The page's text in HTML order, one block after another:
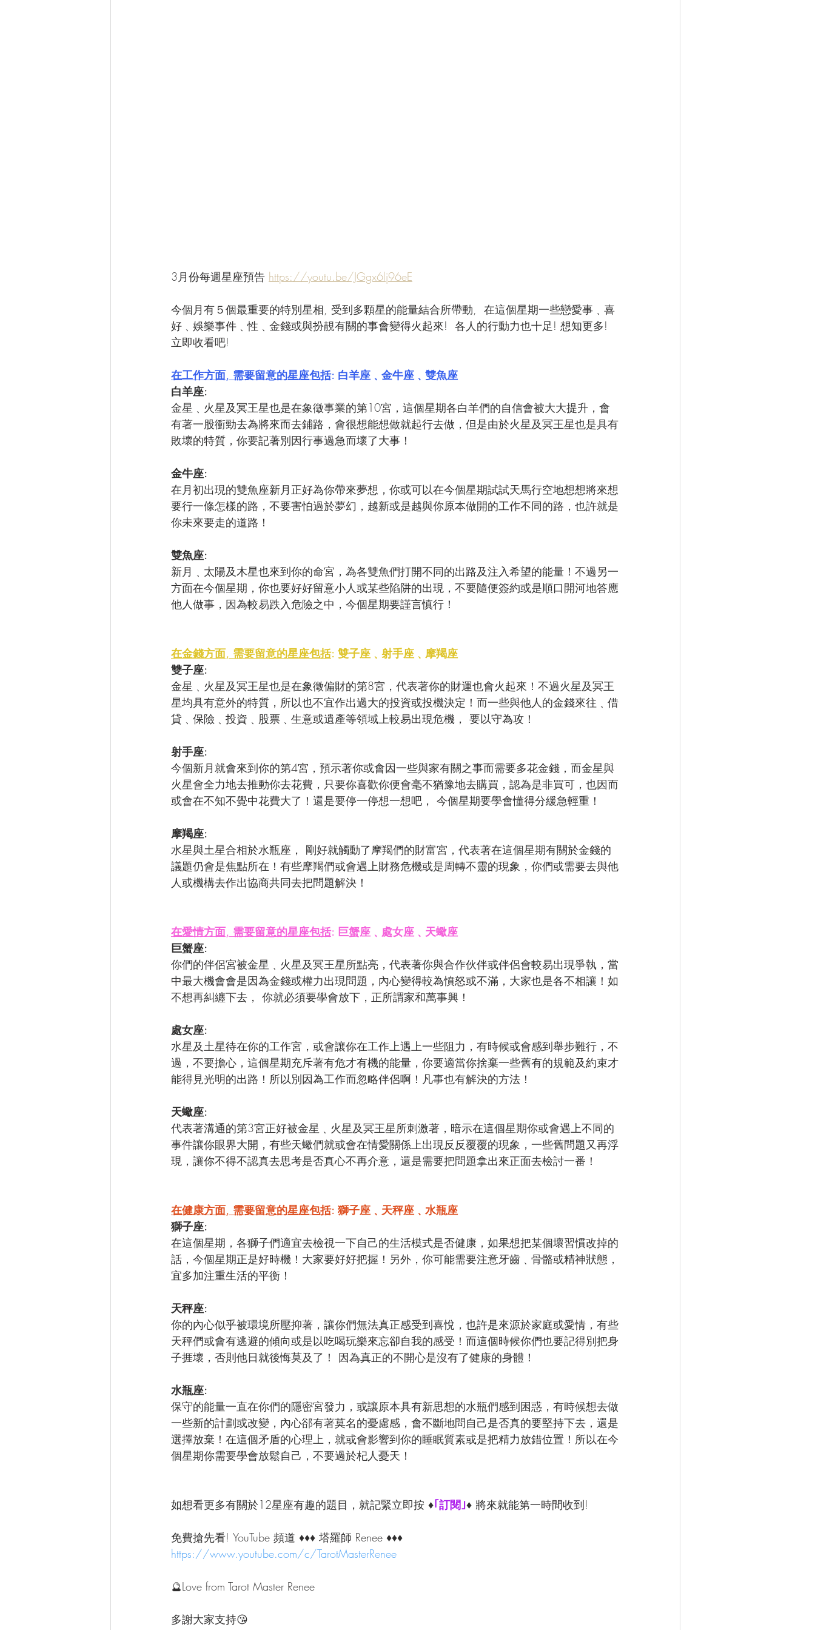
3月份每週星座預告 https://youtu.be/JGgx6lj96eE
今個月有５個最重要的特別星相, 受到多顆星的能量結合所帶動,  在這個星期一些戀愛事﹑喜
好﹑娛樂事件﹑性﹑金錢或與扮靚有關的事會變得火起來!  各人的行動力也十足! 想知更多!
立即收看吧!
在工作方面, 需要留意的星座包括: 白羊座﹑金牛座﹑雙魚座
白羊座:
金星﹑火星及冥王星也是在象徵事業的第10宮，這個星期各白羊們的自信會被大大提升，會
有著一股衝勁去為將來而去鋪路，會很想能想做就起行去做，但是由於火星及冥王星也是具有
敗壞的特質，你要記著別因行事過急而壞了大事！
金牛座:
在月初出現的雙魚座新月正好為你帶來夢想，你或可以在今個星期試試天馬行空地想想將來想
要行一條怎樣的路，不要害怕過於夢幻，越新或是越與你原本做開的工作不同的路，也許就是
你未來要走的道路！
雙魚座:
新月﹑太陽及木星也來到你的命宮，為各雙魚們打開不同的出路及注入希望的能量！不過另一
方面在今個星期，你也要好好留意小人或某些陷阱的出現，不要隨便簽約或是順口開河地答應
他人做事，因為較易跌入危險之中，今個星期要謹言慎行！
在金錢方面, 需要留意的星座包括: 雙子座﹑射手座﹑摩羯座
雙子座:
金星﹑火星及冥王星也是在象徵偏財的第8宮，代表著你的財運也會火起來！不過火星及冥王
星均具有意外的特質，所以也不宜作出過大的投資或投機決定！而一些與他人的金錢來往﹑借
貸﹑保險﹑投資﹑股票﹑生意或遺產等領域上較易出現危機， 要以守為攻！
射手座:
今個新月就會來到你的第4宮，預示著你或會因一些與家有關之事而需要多花金錢，而金星與
火星會全力地去推動你去花費，只要你喜歡你便會毫不猶豫地去購買，認為是非買可，也因而
或會在不知不覺中花費大了！還是要停一停想一想吧， 今個星期要學會懂得分緩急輕重！
摩羯座:
水星與土星合相於水瓶座， 剛好就觸動了摩羯們的財富宮，代表著在這個星期有關於金錢的
議題仍會是焦點所在！有些摩羯們或會遇上財務危機或是周轉不靈的現象，你們或需要去與他
人或機構去作出協商共同去把問題解決！
在愛情方面, 需要留意的星座包括: 巨蟹座﹑處女座﹑天蠍座
巨蟹座:
你們的伴侶宮被金星﹑火星及冥王星所點亮，代表著你與合作伙伴或伴侶會較易出現爭執，當
中最大機會會是因為金錢或權力出現問題，內心變得較為憤怒或不滿，大家也是各不相讓！如
不想再糾纏下去， 你就必須要學會放下，正所謂家和萬事興！
處女座:
水星及土星待在你的工作宮，或會讓你在工作上遇上一些阻力，有時候或會感到舉步難行，不
過，不要擔心，這個星期充斥著有危才有機的能量，你要適當你捨棄一些舊有的規範及約束才
能得見光明的出路！所以別因為工作而忽略伴侶啊！凡事也有解決的方法！
天蠍座:
代表著溝通的第3宮正好被金星﹑火星及冥王星所刺激著，暗示在這個星期你或會遇上不同的
事件讓你眼界大開，有些天蠍們就或會在情愛關係上出現反反覆覆的現象，一些舊問題又再浮
現，讓你不得不認真去思考是否真心不再介意，還是需要把問題拿出來正面去檢討一番！
在健康方面, 需要留意的星座包括: 獅子座﹑天秤座﹑水瓶座
獅子座:
在這個星期，各獅子們適宜去檢視一下自己的生活模式是否健康，如果想把某個壞習慣改掉的
話，今個星期正是好時機！大家要好好把握！另外，你可能需要注意牙齒﹑骨骼或精神狀態，
宜多加注重生活的平衡！
天秤座:
你的內心似乎被環境所壓抑著，讓你們無法真正感受到喜悅，也許是來源於家庭或愛情，有些
天秤們或會有逃避的傾向或是以吃喝玩樂來忘卻自我的感受！而這個時候你們也要記得別把身
子捱壞，否則他日就後悔莫及了！ 因為真正的不開心是沒有了健康的身體！
水瓶座:
保守的能量一直在你們的隱密宮發力，或讓原本具有新思想的水瓶們感到困惑，有時候想去做
一些新的計劃或改變，內心郤有著莫名的憂慮感，會不斷地問自己是否真的要堅持下去，還是
選擇放棄！在這個矛盾的心理上，就或會影響到你的睡眠質素或是把精力放錯位置！所以在今
個星期你需要學會放鬆自己，不要過於杞人憂天！
如想看更多有關於12星座有趣的題目，就記緊立即按 ♦｢訂閱｣♦ 將來就能第一時間收到!
免費搶先看! YouTube 頻道 ♦♦♦ 塔羅師 Renee ♦♦♦
https://www.youtube.com/c/TarotMasterRenee
🔮Love from Tarot Master Renee
多謝大家支持😘